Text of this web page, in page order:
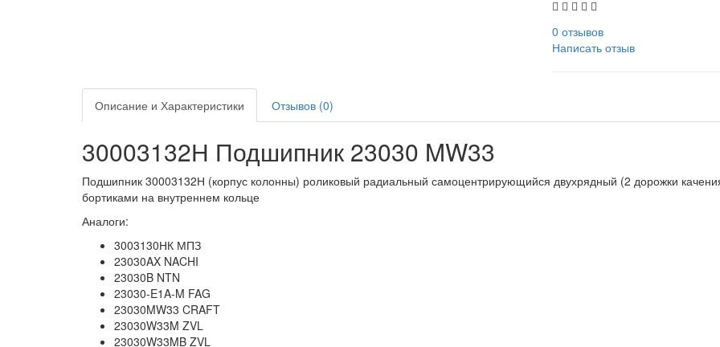
0 отзывов
Написать отзыв
Описание и Характеристики Отзывов (0)
30003132Н Подшипник 23030 MW33
Подшипник 30003132Н (корпус колонны) роликовый радиальный самоцентрирующийся двухрядный (2 дорожки
бортиками на внутреннем кольце
Аналоги:
3003130НК МПЗ
23030AX NACHI
23030B NTN
23030-E1A-M FAG
23030MW33 CRAFT
23030W33M ZVL
23030W33MB ZVL